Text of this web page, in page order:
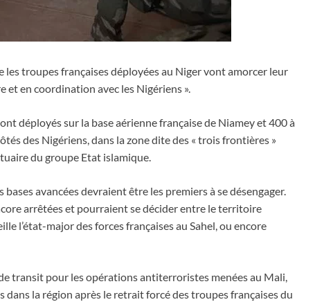
les troupes françaises déployées au Niger vont amorcer leur
et en coordination avec les Nigériens ».
déployés sur la base aérienne française de Niamey et 400 à
des Nigériens, dans la zone dite des « trois frontières »
du groupe Etat islamique.
avancées devraient être les premiers à se désengager.
arrêtées et pourraient se décider entre le territoire
l’état-major des forces françaises au Sahel, ou encore
transit pour les opérations antiterroristes menées au Mali,
la région après le retrait forcé des troupes françaises du